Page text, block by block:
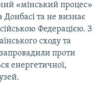
«мінський процес»
та не визнає
Федерацією. З
сходу та
запровадили проти
енергетичної,